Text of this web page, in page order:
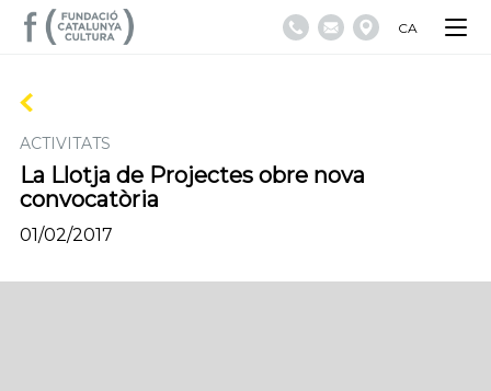
CA
ACTIVITATS
La Llotja de Projectes obre nova
convocatòria
01/02/2017